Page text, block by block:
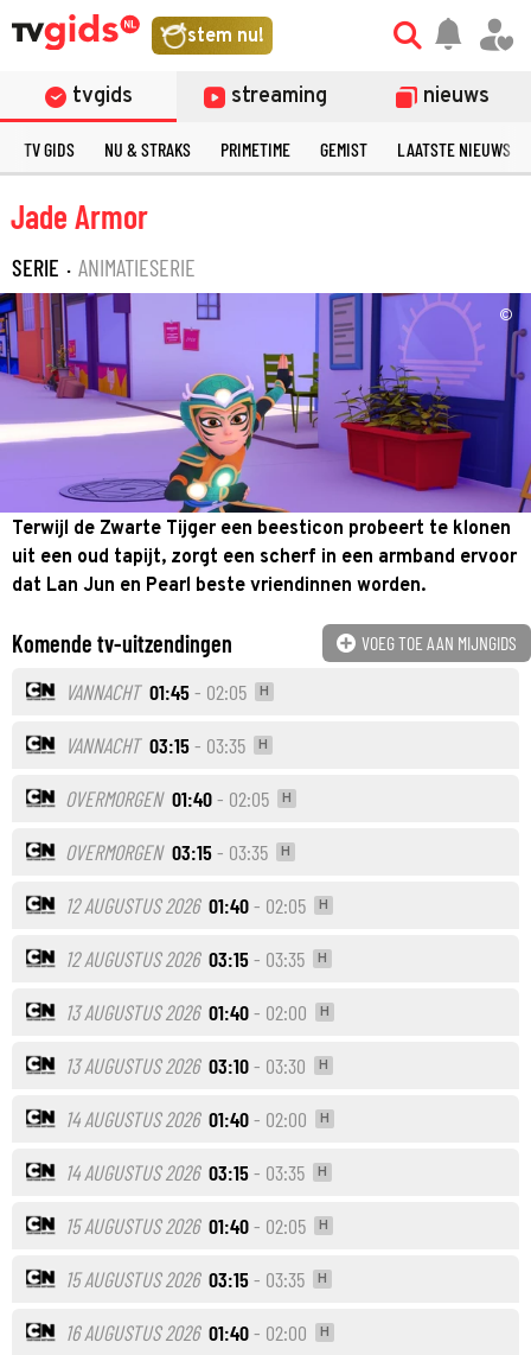
stem nu!
tvgids streaming nieuws
TV GIDS NU & STRAKS PRIMETIME GEMIST LAATSTE NIEUWS
Jade Armor
SERIE · ANIMATIESERIE
©
Terwijl de Zwarte Tijger een beesticon probeert te klonen
uit een oud tapijt, zorgt een scherf in een armband ervoor
dat Lan Jun en Pearl beste vriendinnen worden.
Komende tv-uitzendingen VOEG TOE AAN MIJNGIDS
VANNACHT 01:45- 02:05 H
VANNACHT 03:15- 03:35 H
OVERMORGEN 01:40- 02:05 H
OVERMORGEN 03:15- 03:35 H
12 AUGUSTUS 2026 01:40- 02:05 H
12 AUGUSTUS 2026 03:15- 03:35 H
13 AUGUSTUS 2026 01:40- 02:00 H
13 AUGUSTUS 2026 03:10- 03:30 H
14 AUGUSTUS 2026 01:40- 02:00 H
14 AUGUSTUS 2026 03:15- 03:35 H
15 AUGUSTUS 2026 01:40- 02:05 H
15 AUGUSTUS 2026 03:15- 03:35 H
16 AUGUSTUS 2026 01:40- 02:00 H